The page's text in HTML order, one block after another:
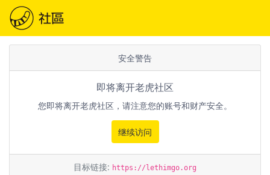
安全警告
即将离开老虎社区
您即将离开老虎社区，请注意您的账号和财产安全。
继续访问
目标链接: https://lethimgo.org